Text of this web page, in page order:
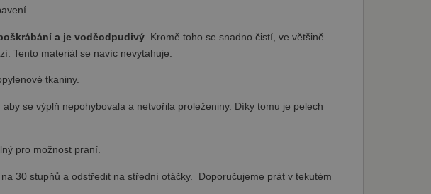
a je voděodpudivý . Kromě toho se snadno čistí, ve většině
Tento materiál se navíc nevytahuje.
tkaniny.
aby se výplň nepohybovala a netvořila proleženiny. Díky tomu je pelech
pro možnost praní.
30 stupňů a odstředit na střední otáčky. Doporučujeme prát v tekutém